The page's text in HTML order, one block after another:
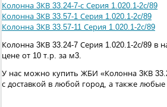
Колонна 3КВ 33.24-7-с Серия 1.020.1-2с/89
Колонна 3КВ 33.57-1 Серия 1.020.1-2с/89
Колонна 3КВ 33.57-11 Серия 1.020.1-2с/89
Колонна 3КВ 33.24-7 Серия 1.020.1-2с/89 в
цене от 10 т.р. за м3.
У нас можно купить ЖБИ «Колонна 3КВ
с доставкой в любой город, а также